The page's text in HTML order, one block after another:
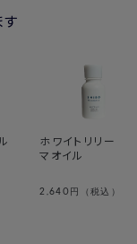
いつ頃まで香り
製造しておりま
使いください。
ていただくのがお
。詳細は
ホワイトリリー ア
マオイル
2,640 円（税込）